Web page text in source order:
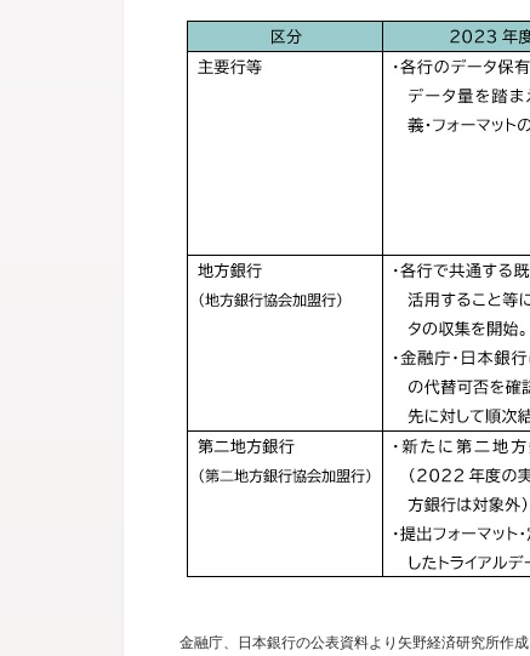
金融庁、日本銀行の公表資料より矢野経済研究所作成